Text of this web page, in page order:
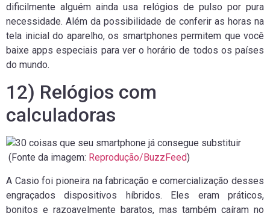
dificilmente alguém ainda usa relógios de pulso por pura
necessidade. Além da possibilidade de conferir as horas na
tela inicial do aparelho, os smartphones permitem que você
baixe apps especiais para ver o horário de todos os países
do mundo.
12) Relógios com
calculadoras
(Fonte da imagem: Reprodução/BuzzFeed)
A Casio foi pioneira na fabricação e comercialização desses
engraçados dispositivos híbridos. Eles eram práticos,
bonitos e razoavelmente baratos, mas também caíram no